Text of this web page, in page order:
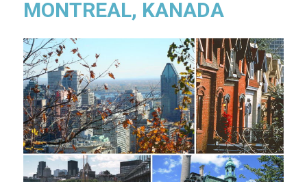
MONTREAL, KANADA